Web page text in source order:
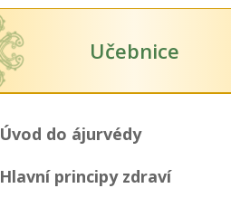
Učebnice
Úvod do ájurvédy
Hlavní principy zdraví